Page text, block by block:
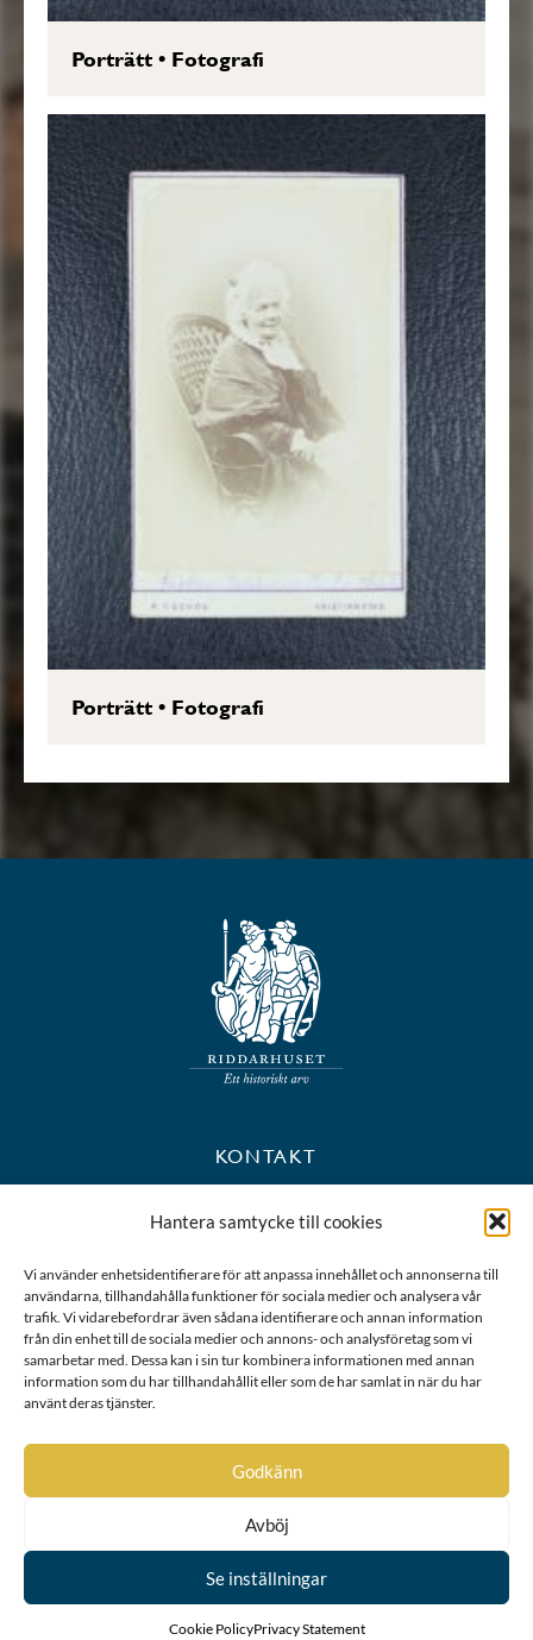
Hantera samtycke till cookies
Vi använder enhetsidentifierare för att anpassa innehållet och annonserna till
användarna, tillhandahålla funktioner för sociala medier och analysera vår
trafik. Vi vidarebefordrar även sådana identifierare och annan information
från din enhet till de sociala medier och annons- och analysföretag som vi
samarbetar med. Dessa kan i sin tur kombinera informationen med annan
information som du har tillhandahållit eller som de har samlat in när du har
använt deras tjänster.
Godkänn
Avböj
Se inställningar
Cookie PolicyPrivacy Statement
Porträtt• Fotografi
Porträtt• Fotografi
KONTAKT
BESÖKS- OCH POSTADRESS
Riddarhustorget 10
Karta